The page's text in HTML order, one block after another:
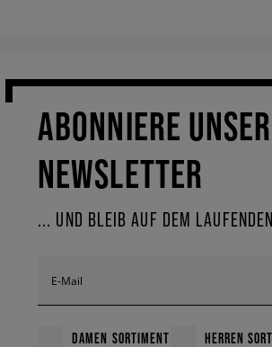
ABONNIERE
NEWSLETTER
... UND BLEIB AUF DEM
E-Mail
DAMEN SORTIMENT HERREN